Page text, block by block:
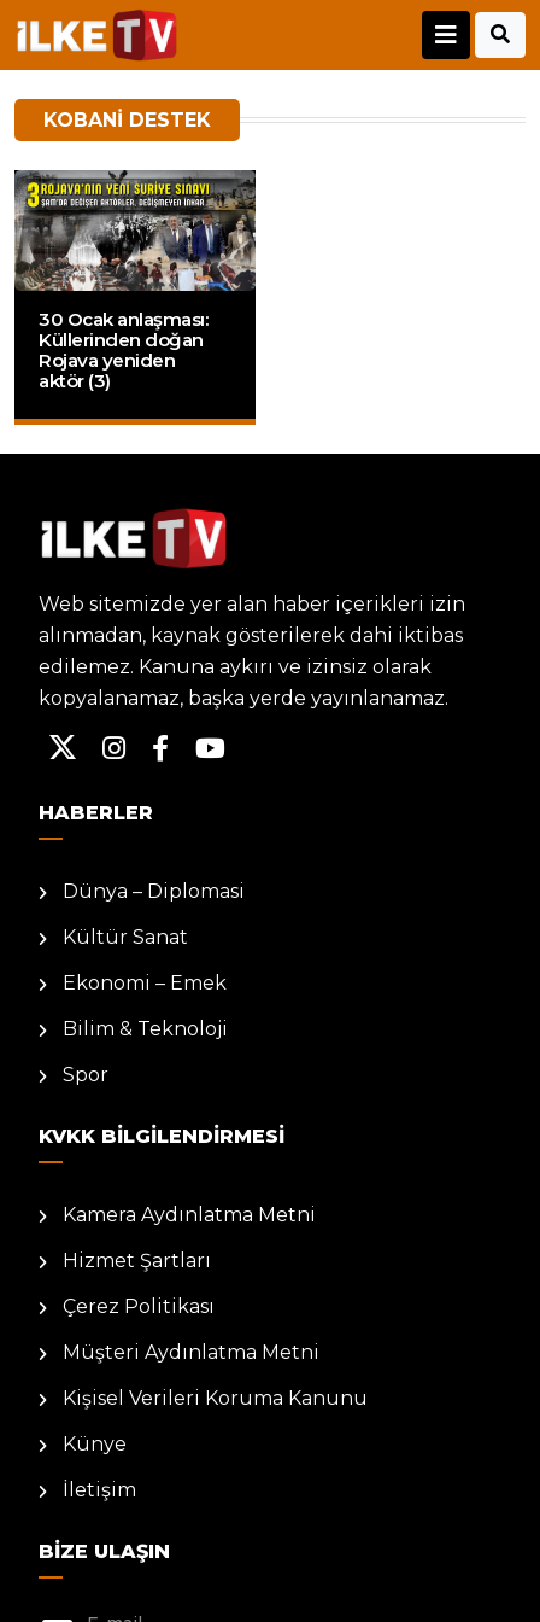
KOBANI DESTEK
30 Ocak anlaşması:
Küllerinden doğan
Rojava yeniden
aktör (3)
Web sitemizde yer alan haber içerikleri izin
alınmadan, kaynak gösterilerek dahi iktibas
edilemez. Kanuna aykırı ve izinsiz olarak
kopyalanamaz, başka yerde yayınlanamaz.
HABERLER
Dünya – Diplomasi
Kültür Sanat
Ekonomi – Emek
Bilim & Teknoloji
Spor
KVKK BILGILENDIRMESI
Kamera Aydınlatma Metni
Hizmet Şartları
Çerez Politikası
Müşteri Aydınlatma Metni
Kişisel Verileri Koruma Kanunu
Künye
İletişim
BIZE ULAŞIN